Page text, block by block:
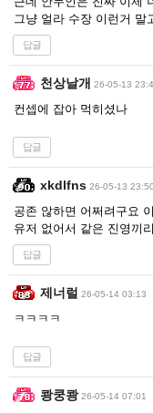
그냥 얼라 수장 이런거 말
답글
천상날개 26-05-13
컨셉에 잡아 먹히셨나
답글
xkdlfns 26-05-13 23:50
공존 않하면 어쩌려구요
유저 없어서 같은 진영끼
답글
제너럴 26-05-14 03:13
ㅋㅋㅋㅋ
답글
쾅쿵쾅 26-05-14 07:01